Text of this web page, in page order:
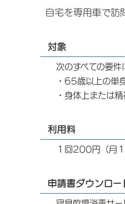
自宅を専用車で訪
対象
次のすべての要件
・65歳以上の単身
・身体上または精
利用料
１回200円（月１
申請書ダウンロー